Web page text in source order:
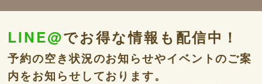
LINE@でお得な情報も配信中！
予約の空き状況のお知らせやイベントのご案
内をお知らせしております。